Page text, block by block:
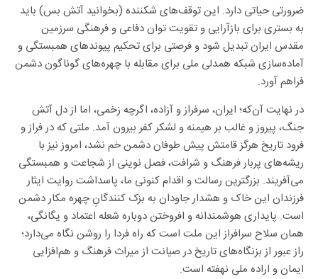
ضرورتی حیاتی دارد. این توقف‌های شکننده (بخوانید آتش بس) باید
به بستری برای بازآرایی و تقویت توان دفاعی و فرهنگی سرزمین
مقدس ایران تبدیل شود و فرصتی برای تحکیم پیوند‌های همبستگی و
آماده‌سازی شبکه همدلی ملی برای مقابله با چهره‌های گوناگون دشمن
فراهم آورد.
در نهایت آن‌که؛ ایران، سرفراز و آزاده، اگرچه زخمی، اما از دل آتش
جنگ، پیروز و غالب بر هیمنه و لشکر کفر بیرون آمد. ملتی که در فراز و
فرود تاریخ هرگز قامتش پیش طوفان دشمن خم نشد، امروز نیز با
ریشه‌های پربار فرهنگ و شرافت، فصل نوینی از شجاعت و همبستگی
می‌آفریند. بزرگترین رسالت و اقدام کنونی ما، پاسداشت روایت ایثار
فرزندان این خاک و هشدار جاودان به بزک کنندگانِ چهره مکار دشمن
است. پایداری هوشمندانه و افروختن دوباره شعله اعتماد و یگانگی،
همان سلاح سرافراز این ملت است که راه فردا را روشن نگاه می‌دارد؛
راز عبور از بزنگاه‌های تاریخ در صیانت از میراث فرهنگ و هم‌افزایی
ایمان و اراده ملی نهفته است.